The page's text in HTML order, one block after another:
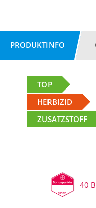
PRODUKTINFO
TOP
HERBIZID
ZUSATZSTOFF
40